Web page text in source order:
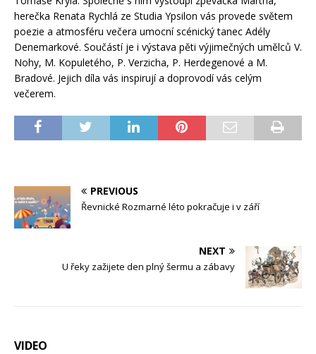
herečka Renata Rychlá ze Studia Ypsilon vás provede světem
poezie a atmosféru večera umocní scénický tanec Adély
Denemarkové. Součástí je i výstava pěti výjimečných umělců V.
Nohy, M. Kopuletého, P. Verzicha, P. Herdegenové a M.
Bradové. Jejich díla vás inspirují a doprovodí vás celým
večerem.
PREVIOUS
Řevnické Rozmarné léto pokračuje i v září
NEXT
U řeky zažijete den plný šermu a zábavy
VIDEO